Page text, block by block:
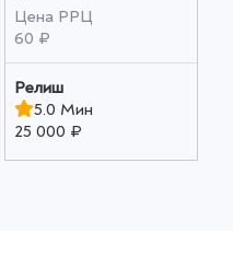
Цена РРЦ
60 ₽
Релиш
5.0 Мин
25 000 ₽